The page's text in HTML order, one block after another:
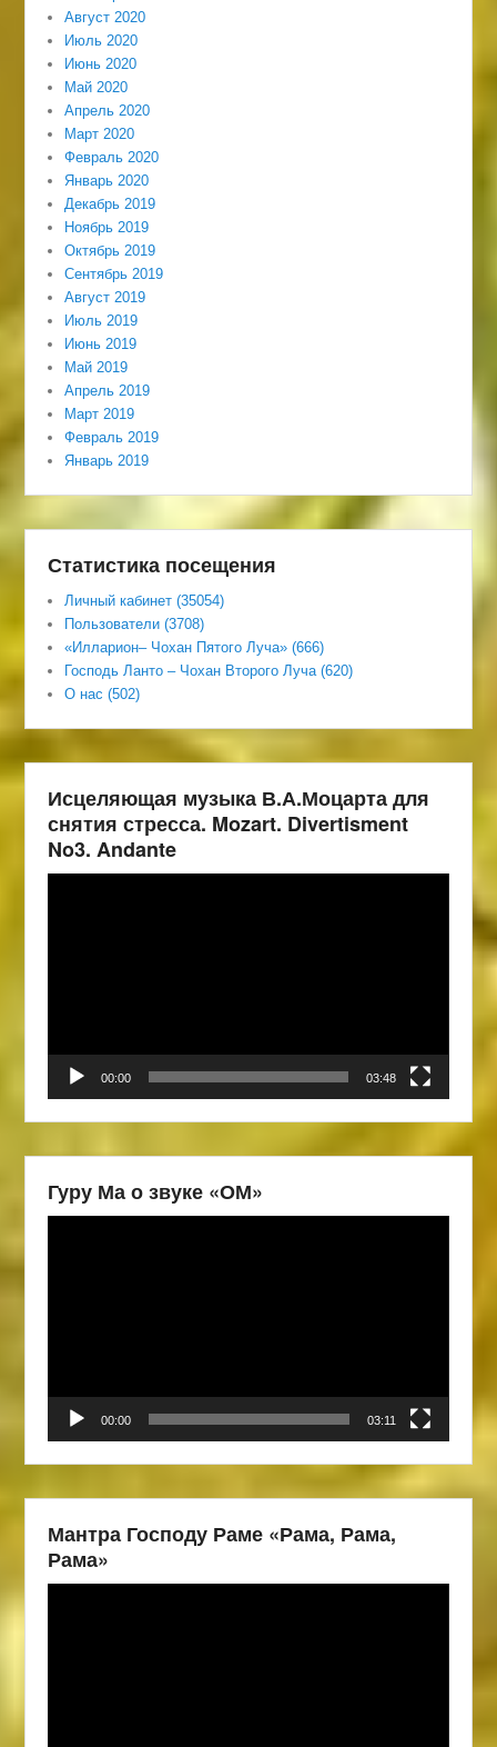
Август 2020
Июль 2020
Июнь 2020
Май 2020
Апрель 2020
Март 2020
Февраль 2020
Январь 2020
Декабрь 2019
Ноябрь 2019
Октябрь 2019
Сентябрь 2019
Август 2019
Июль 2019
Июнь 2019
Май 2019
Апрель 2019
Март 2019
Февраль 2019
Январь 2019
Статистика посещения
Личный кабинет (35054)
Пользователи (3708)
«Илларион– Чохан Пятого Луча» (666)
Господь Ланто – Чохан Второго Луча (620)
О нас (502)
Исцеляющая музыка В.А.Моцарта для
снятия стресса. Mozart. Divertisment
No3. Andante
00:00 03:48
Гуру Ма о звуке «ОМ»
00:00 03:11
Мантра Господу Раме «Рама, Рама,
Рама»